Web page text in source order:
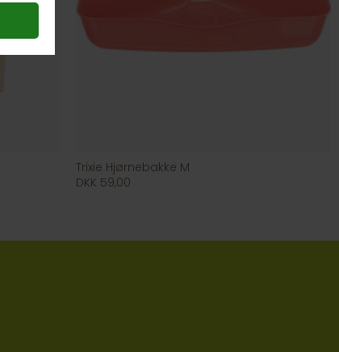
Trixie Hjørnebakke M
DKK 59,00